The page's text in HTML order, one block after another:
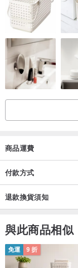
商品運費
付款方式
退款換貨須知
與此商品相似
免運 9 折